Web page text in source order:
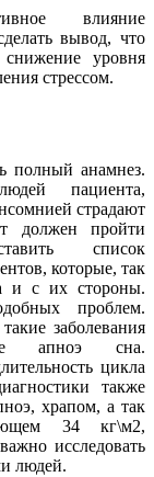
влияние
вывод, что
уровня
стрессом.
полный анамнез.
пациента,
страдают
должен пройти
список
которые, так
и с их стороны.
проблем.
заболевания
апноэ сна.
цикла
также
храпом, а так
34 кг\м2,
исследовать
людей.